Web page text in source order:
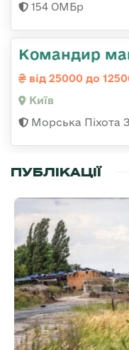
154 ОМБр
Командир
від 25000 до
Київ
Морська Піхота
ПУБЛІКАЦІЇ